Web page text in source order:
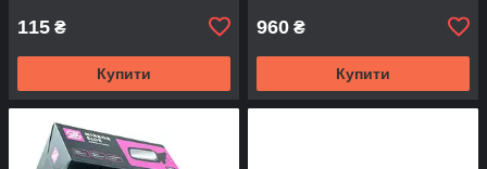
115 ₴
Купити
960 ₴
Купити